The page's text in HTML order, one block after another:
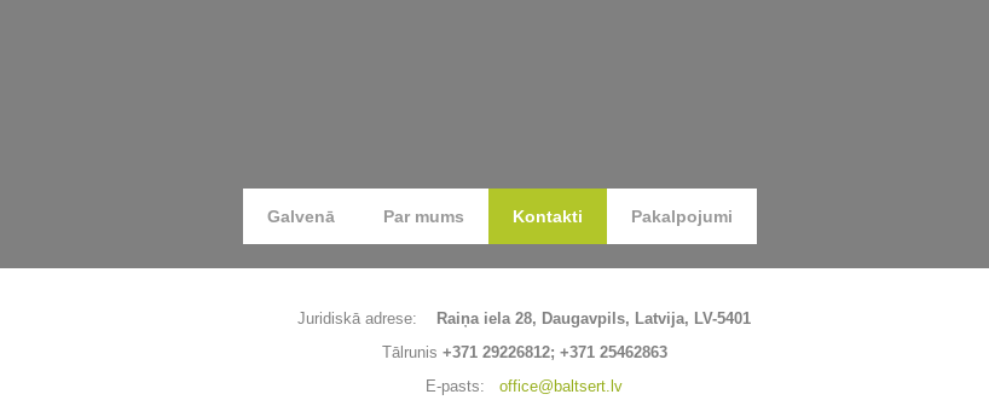
Galvenā Par mums Kontakti Pakalpojumi
Juridiskā adrese: Raiņa iela 28, Daugavpils, Latvija, LV-5401
Tālrunis +371 29226812; +371 25462863
E-pasts: office@baltsert.lv